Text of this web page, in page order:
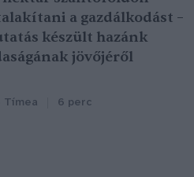
a gazdálkodást –
készült hazánk
jövőjéről
Tímea 6 perc